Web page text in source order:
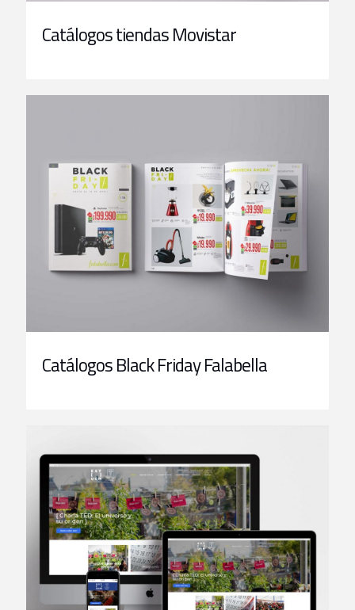
Catálogos tiendas Movistar
Catálogos Black Friday Falabella